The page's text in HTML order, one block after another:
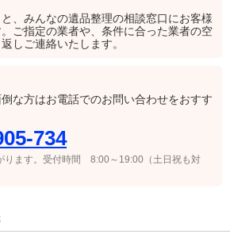
、みんなの遺品整理の相談窓口にお客様
ご指定の業者や、条件に合った業者の空
しご連絡いたします。
な方はお電話でのお問い合わせをおすす
734
ます。 受付時間 8:00～19:00（土日祝も対